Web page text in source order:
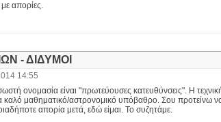
με απορίες.
- ΔΙΔΥΜΟΙ
14:55
ονομασία είναι "πρωτεύουσες κατευθύνσεις". Η
καλό μαθηματικό/αστρονομικό υπόβαθρο. Σου προτείνω
απορία μετά, εδώ είμαι. Το συζητάμε.